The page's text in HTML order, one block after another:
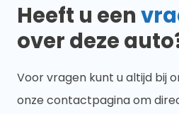
Heeft u een
over deze
Voor vragen kunt u altijd bij
onze contactpagina om